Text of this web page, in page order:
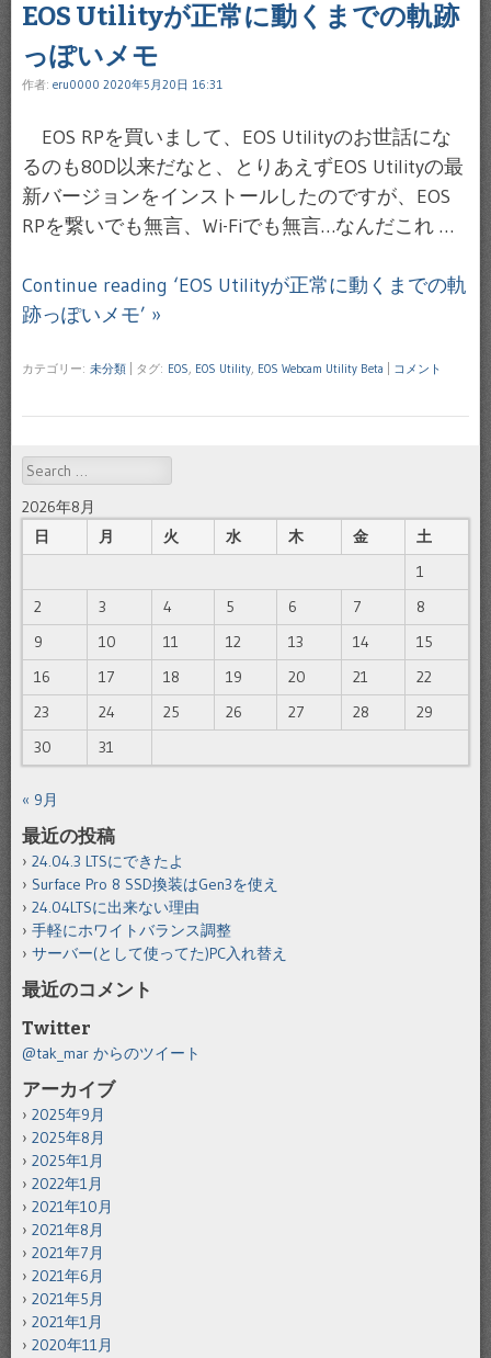
EOS Utilityが正常に動くまでの軌跡
っぽいメモ
作者: eru0000 2020年5月20日 16:31
EOS RPを買いまして、EOS Utilityのお世話にな
るのも80D以来だなと、とりあえずEOS Utilityの最
新バージョンをインストールしたのですが、EOS
RPを繋いでも無言、Wi-Fiでも無言…なんだこれ …
Continue reading ‘EOS Utilityが正常に動くまでの軌
跡っぽいメモ’ »
カテゴリー: 未分類 タグ: EOS, EOS Utility, EOS Webcam Utility Beta コメント
Search
2026年8月
日
月 火 水 木 金
土
1
2
3 4 5 6 7
8
9
10 11 12 13 14
15
16
17 18 19 20 21
22
23
24 25 26 27 28
29
30
31
« 9月
最近の投稿
24.04.3 LTSにできたよ
Surface Pro 8 SSD換装はGen3を使え
24.04LTSに出来ない理由
手軽にホワイトバランス調整
サーバー(として使ってた)PC入れ替え
最近のコメント
Twitter
@tak_mar からのツイート
アーカイブ
2025年9月
2025年8月
2025年1月
2022年1月
2021年10月
2021年8月
2021年7月
2021年6月
2021年5月
2021年1月
2020年11月